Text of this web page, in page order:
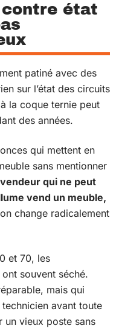
état
patiné avec des
sur l’état des circuits
la coque ternie peut
des années.
qui mettent en
sans mentionner
qui ne peut
vend un meuble,
change radicalement
et 70, les
souvent séché.
mais qui
avant toute
un vieux poste sans